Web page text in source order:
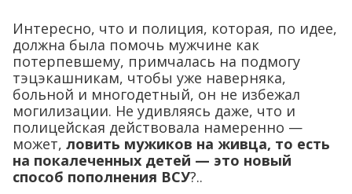
Интересно, что и полиция, которая, по идее,
должна была помочь мужчине как
потерпевшему, примчалась на подмогу
тэцэкашникам, чтобы уже наверняка,
больной и многодетный, он не избежал
могилизации. Не удивляясь даже, что и
полицейская действовала намеренно —
может, ловить мужиков на живца, то есть
на покалеченных детей — это новый
способ пополнения ВСУ?..